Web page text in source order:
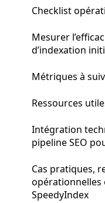
Checklist
Mesurer
d’indexation
Métriques à
Ressources
Intégration
pipeline SEO
Cas pratiques,
opérationnelles
SpeedyIndex